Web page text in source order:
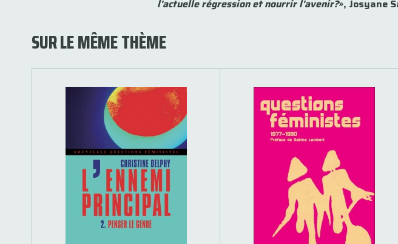
l'actuelle régression et nourrir l'avenir?», Josyane
SUR LE MÊME THÈME